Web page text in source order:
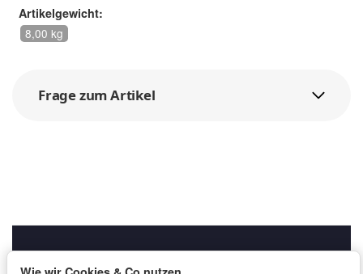
Artikelgewicht:
8,00 kg
Frage zum Artikel